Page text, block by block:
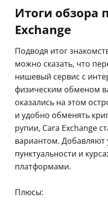
Итоги обзора
Exchange
Подводя итог
можно сказать, что
нишевый сервис с
физическим обменом
оказались на этом
и удобно обменять
рупии, Cara Exchange
вариантом. Добавляют
пунктуальности и
платформами.
Плюсы: